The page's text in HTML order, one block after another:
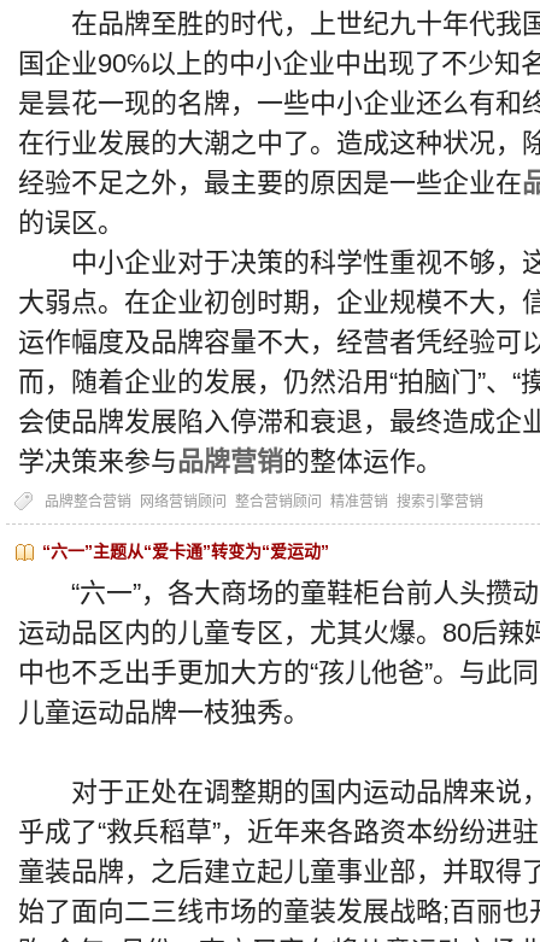
在品牌至胜的时代，上世纪九十年代我
国企业90℅以上的中小企业中出现了不少知
是昙花一现的名牌，一些中小企业还么有和
在行业发展的大潮之中了。造成这种状况，
经验不足之外，最主要的原因是一些企业在
的误区。
中小企业对于决策的科学性重视不够，
大弱点。在企业初创时期，企业规模不大，
运作幅度及品牌容量不大，经营者凭经验可
而，随着企业的发展，仍然沿用“拍脑门”、“
会使品牌发展陷入停滞和衰退，最终造成企
学决策来参与品牌营销的整体运作。
品牌整合营销 网络营销顾问 整合营销顾问 精准营销 搜索引擎营销
“六一”主题从“爱卡通”转变为“爱运动”
“六一”，各大商场的童鞋柜台前人头攒
运动品区内的儿童专区，尤其火爆。80后辣
中也不乏出手更加大方的“孩儿他爸”。与此
儿童运动品牌一枝独秀。
对于正处在调整期的国内运动品牌来说
乎成了“救兵稻草”，近年来各路资本纷纷进
童装品牌，之后建立起儿童事业部，并取得
始了面向二三线市场的童装发展战略;百丽